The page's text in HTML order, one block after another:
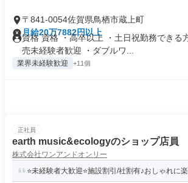
〒841-0054佐賀県鳥栖市蔵上町
月給20万7882円以上
資格 資格 ・高卒以上 ・土日祝勤務できる
売未経験者歓迎 ・ダブルワ...
業界未経験歓迎 +11個
正社員
earth music&ecologyのショップ店員
株式会社ワンアンドオンリー
⭐未経験者大歓迎⭐施設割引/社割有♪おしゃれに